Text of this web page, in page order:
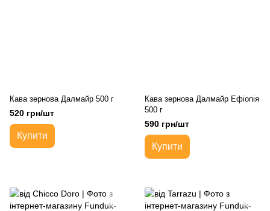
Кава зернова Далмайр 500 г
520 грн/шт
Купити
Кава зернова Далмайр Ефіопія
500 г
590 грн/шт
Купити